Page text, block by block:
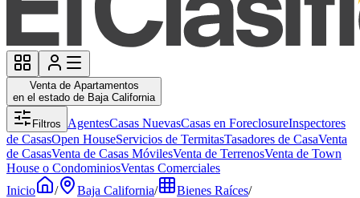
Venta de Apartamentos
en el estado de Baja California
Filtros AgentesCasas NuevasCasas en ForeclosureInspectores
de CasasOpen HouseServicios de TermitasTasadores de CasaVenta
de CasasVenta de Casas MóvilesVenta de TerrenosVenta de Town
House o CondominiosVentas Comerciales
Inicio
/ Baja California/ Bienes Raíces/